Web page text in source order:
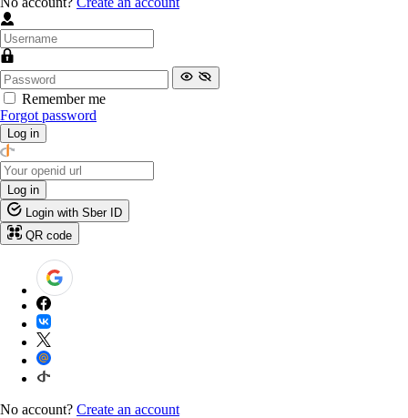
Remember me
Forgot password
Log in
Log in
Login with Sber ID
QR code
No account? Create an account